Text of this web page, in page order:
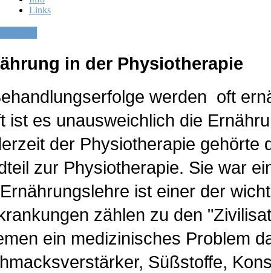
Links
in der Physiotherapie
werden oft
ist es unausweichlich die
der Physiotherapie gehörte
zur Physiotherapie. Sie war
ist einer der
zählen zu den
ein medizinisches Problem
Süßstoffe,